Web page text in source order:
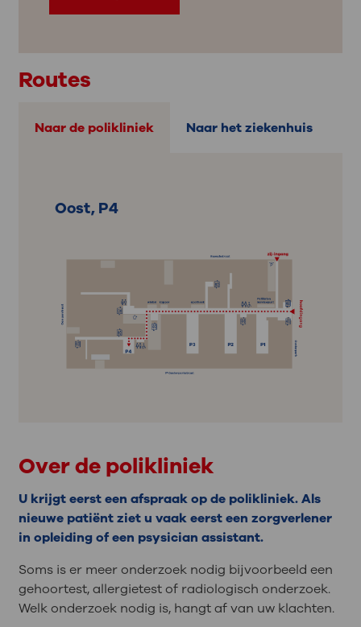
Routes
Naar de polikliniek Naar het ziekenhuis
Oost, P4
Over de polikliniek
U krijgt eerst een afspraak op de polikliniek. Als
nieuwe patiënt ziet u vaak eerst een zorgverlener
in opleiding of een psysician assistant.
Soms is er meer onderzoek nodig bijvoorbeeld een
gehoortest, allergietest of radiologisch onderzoek.
Welk onderzoek nodig is, hangt af van uw klachten.